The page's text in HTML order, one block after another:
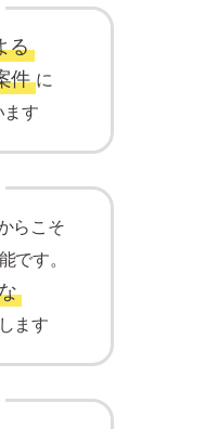
る
件 に
ます
らこそ
です。
ます